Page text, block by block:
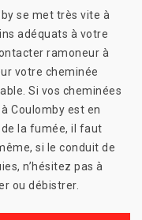
se met très vite à
adéquats à votre
ramoneur à
votre cheminée
Si vos cheminées
Coulomby est en
la fumée, il faut
si le conduit de
n’hésitez pas à
ou débistrer.